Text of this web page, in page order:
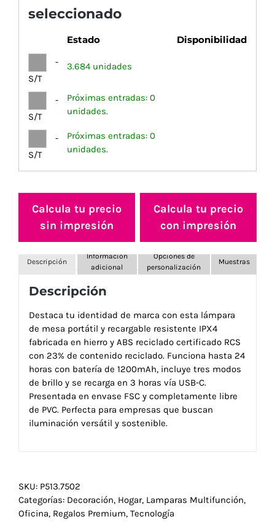
seleccionado
Estado Disponibilidad
-
S/T
3.684 unidades
-
S/T
Próximas entradas: 0
unidades.
-
S/T
Próximas entradas: 0
unidades.
Calcula tu precio
sin impresión
Calcula tu precio
con impresión
Descripción
Información
adicional
Opciones de
personalización
Muestras
Descripción
Destaca tu identidad de marca con esta lámpara
de mesa portátil y recargable resistente IPX4
fabricada en hierro y ABS reciclado certificado RCS
con 23% de contenido reciclado. Funciona hasta 24
horas con batería de 1200mAh, incluye tres modos
de brillo y se recarga en 3 horas vía USB-C.
Presentada en envase FSC y completamente libre
de PVC. Perfecta para empresas que buscan
iluminación versátil y sostenible.
SKU: P513.7502
Categorías: Decoración, Hogar, Lamparas Multifunción,
Oficina, Regalos Premium, Tecnología